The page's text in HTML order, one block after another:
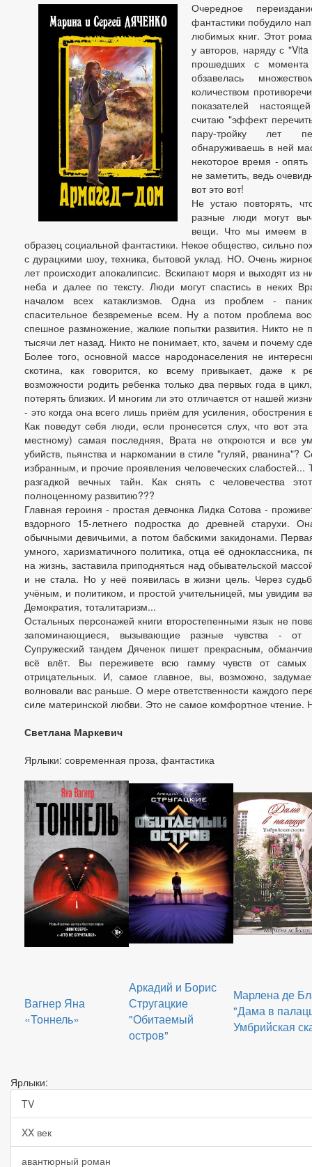
Очередное
фантастики побудило
любимых книг. Этот
у авторов, наряду с
прошедших с
обзавелась
количеством
показателей
считаю "эффект
пару-тройку лет
обнаруживаешь в ней
некоторое время - опять
не заметить, ведь
вот это вот!
Не устаю повторять,
разные люди могут
вещи. Что мы имеем в
образец социальной фантастики. Некое общество, сильно
с дурацкими шоу, техника, бытовой уклад. НО. Очень
лет происходит апокалипсис. Вскипают моря и выходят из
неба и далее по тексту. Люди могут спастись в неких
началом всех катаклизмов. Одна из проблем -
спасительное безвременье всем. Ну а потом проблема
спешное размножение, жалкие попытки развития. Никто не
тысячи лет назад. Никто не понимает, кто, зачем и почему
Более того, основной массе народонаселения не
скотина, как говорится, ко всему привыкает, даже к
возможности родить ребенка только два первых года в
потерять близких. И многим ли это отличается от нашей
- это когда она всего лишь приём для усиления, обострения
Как поведут себя люди, если пронесется слух, что вот
местному) самая последняя, Врата не откроются и все
убийств, пьянства и наркомании в стиле "гуляй,
избранным, и прочие проявления человеческих слабостей...
разгадкой вечных тайн. Как снять с человечества
полноценному развитию???
Главная героиня - простая девчонка Лидка Сотова -
вздорного 15-летнего подростка до древней старухи.
обычными девичьими, а потом бабскими закидонами.
умного, харизматичного политика, отца её одноклассника,
на жизнь, заставила приподняться над обывательской
и не стала. Но у неё появилась в жизни цель. Через
учёным, и политиком, и простой учительницей, мы увидим
Демократия, тоталитаризм...
Остальных персонажей книги второстепенными язык не
запоминающиеся, вызывающие разные чувства - от
Супружеский тандем Дяченок пишет прекрасным,
всё влёт. Вы переживете всю гамму чувств от самых
отрицательных. И, самое главное, вы, возможно,
волновали вас раньше. О мере ответственности каждого
силе материнской любви. Это не самое комфортное чтение.
Светлана Маркевич
Ярлыки: современная проза, фантастика
Вагнер Яна
«Тоннель»
Аркадий и Борис
Стругацкие
"Обитаемый
остров"
Марлена де
"Дама в
Умбрийская
Ярлыки:
TV
XX век
авантюрный роман